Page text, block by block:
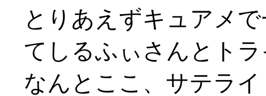
とりあえずキュアメ
てしるふぃさんとト
なんとここ、サテラ